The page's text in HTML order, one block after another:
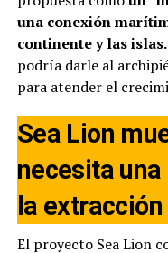
una conexión
continente y las islas.
podría darle al
para atender el
Sea Lion
necesita
la extracción
El proyecto Sea Lion